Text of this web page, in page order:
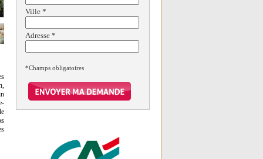
Ville *
Adresse *
*Champs obligatoires